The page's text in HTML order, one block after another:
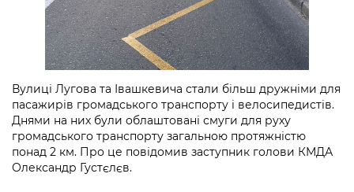
Підприємства, установи, організації
Kyiv International Relations
Річні звіти
Гендерна політика
Безбар'єрність
Київська міська військова адміністрація
Портал Захисників та Захисниць
Безбар'єрність
Портал послуг
Міський застосунок Київ Цифровий
Важливе під час воєнного стану
Уряд» – місцевий рівень»
Важливе під час воєнного стану
Про відкриті дані
Портал даних Києва
Публічні дашборди
Вулиці Лугова та Івашкевича стали більш дружніми для
пасажирів громадського транспорту і велосипедистів.
Днями на них були облаштовані смуги для руху
громадського транспорту загальною протяжністю
понад 2 км. Про це повідомив заступник голови КМДА
Олександр Густєлєв.